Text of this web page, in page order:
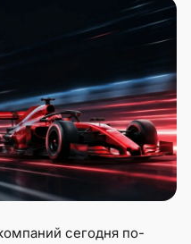
сегодня по-